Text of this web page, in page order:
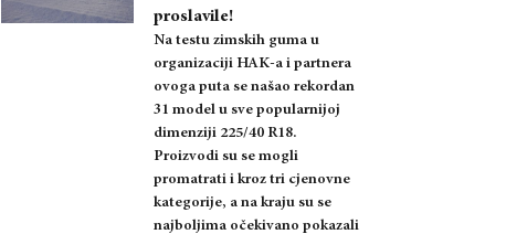
proslavile!
Na testu zimskih guma u
organizaciji HAK-a i partnera
ovoga puta se našao rekordan
31 model u sve popularnijoj
dimenziji 225/40 R18.
Proizvodi su se mogli
promatrati i kroz tri cjenovne
kategorije, a na kraju su se
najboljima očekivano pokazali